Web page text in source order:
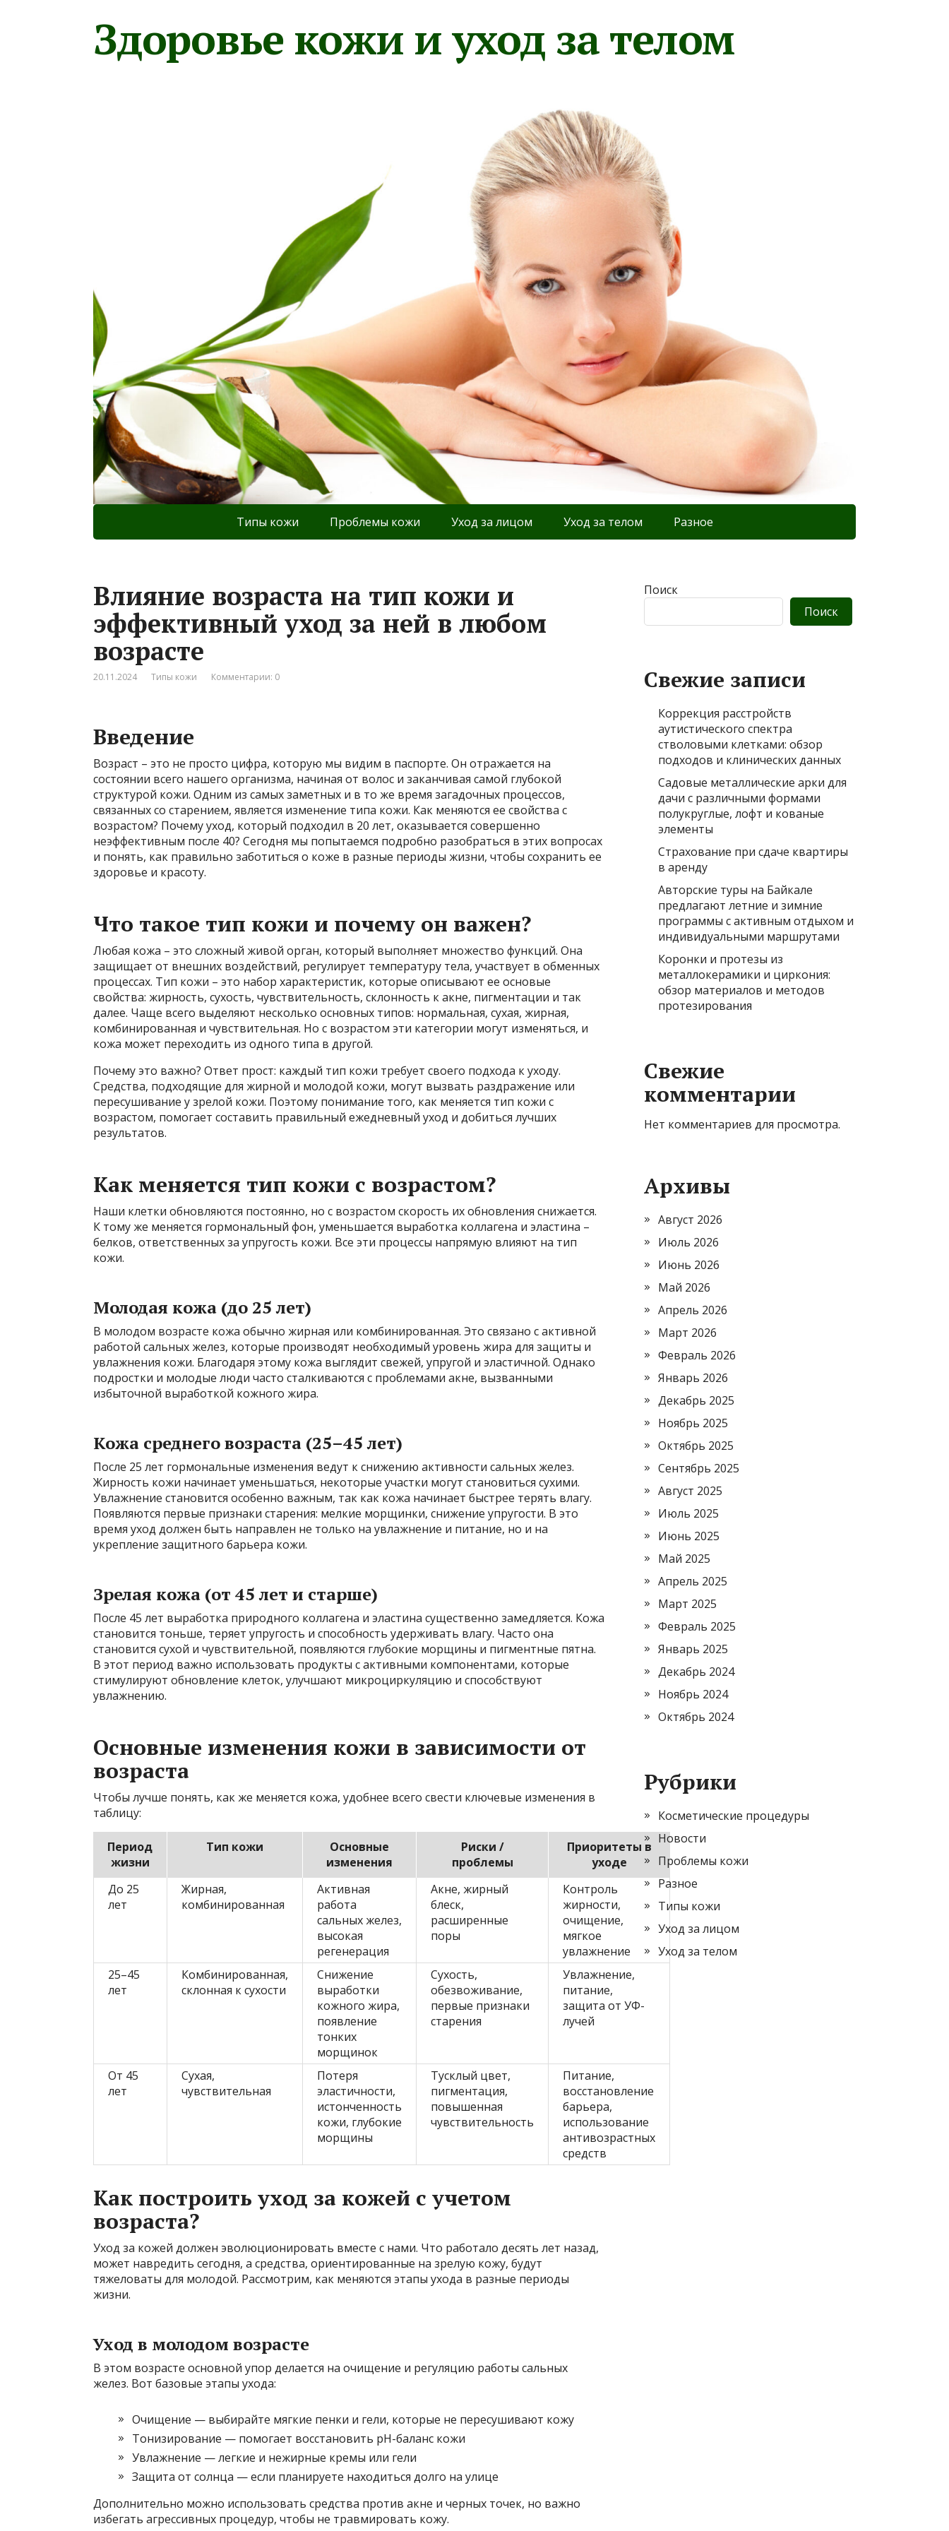
Здоровье кожи и уход за телом
Типы кожи Проблемы кожи Уход за лицом Уход за телом Разное
Влияние возраста на тип кожи и
эффективный уход за ней в любом
возрасте
20.11.2024 Типы кожи Комментарии: 0
Введение
Возраст – это не просто цифра, которую мы видим в паспорте. Он отражается на
состоянии всего нашего организма, начиная от волос и заканчивая самой глубокой
структурой кожи. Одним из самых заметных и в то же время загадочных процессов,
связанных со старением, является изменение типа кожи. Как меняются ее свойства с
возрастом? Почему уход, который подходил в 20 лет, оказывается совершенно
неэффективным после 40? Сегодня мы попытаемся подробно разобраться в этих вопросах
и понять, как правильно заботиться о коже в разные периоды жизни, чтобы сохранить ее
здоровье и красоту.
Что такое тип кожи и почему он важен?
Любая кожа – это сложный живой орган, который выполняет множество функций. Она
защищает от внешних воздействий, регулирует температуру тела, участвует в обменных
процессах. Тип кожи – это набор характеристик, которые описывают ее основые
свойства: жирность, сухость, чувствительность, склонность к акне, пигментации и так
далее. Чаще всего выделяют несколько основных типов: нормальная, сухая, жирная,
комбинированная и чувствительная. Но с возрастом эти категории могут изменяться, и
кожа может переходить из одного типа в другой.
Почему это важно? Ответ прост: каждый тип кожи требует своего подхода к уходу.
Средства, подходящие для жирной и молодой кожи, могут вызвать раздражение или
пересушивание у зрелой кожи. Поэтому понимание того, как меняется тип кожи с
возрастом, помогает составить правильный ежедневный уход и добиться лучших
результатов.
Как меняется тип кожи с возрастом?
Наши клетки обновляются постоянно, но с возрастом скорость их обновления снижается.
К тому же меняется гормональный фон, уменьшается выработка коллагена и эластина –
белков, ответственных за упругость кожи. Все эти процессы напрямую влияют на тип
кожи.
Молодая кожа (до 25 лет)
В молодом возрасте кожа обычно жирная или комбинированная. Это связано с активной
работой сальных желез, которые производят необходимый уровень жира для защиты и
увлажнения кожи. Благодаря этому кожа выглядит свежей, упругой и эластичной. Однако
подростки и молодые люди часто сталкиваются с проблемами акне, вызванными
избыточной выработкой кожного жира.
Кожа среднего возраста (25–45 лет)
После 25 лет гормональные изменения ведут к снижению активности сальных желез.
Жирность кожи начинает уменьшаться, некоторые участки могут становиться сухими.
Увлажнение становится особенно важным, так как кожа начинает быстрее терять влагу.
Появляются первые признаки старения: мелкие морщинки, снижение упругости. В это
время уход должен быть направлен не только на увлажнение и питание, но и на
укрепление защитного барьера кожи.
Зрелая кожа (от 45 лет и старше)
После 45 лет выработка природного коллагена и эластина существенно замедляется. Кожа
становится тоньше, теряет упругость и способность удерживать влагу. Часто она
становится сухой и чувствительной, появляются глубокие морщины и пигментные пятна.
В этот период важно использовать продукты с активными компонентами, которые
стимулируют обновление клеток, улучшают микроциркуляцию и способствуют
увлажнению.
Основные изменения кожи в зависимости от
возраста
Чтобы лучше понять, как же меняется кожа, удобнее всего свести ключевые изменения в
таблицу:
Период
жизни
Тип кожи
Основные
изменения
Риски /
проблемы
Приоритеты в
уходе
До 25
лет
Жирная,
комбинированная
Активная
работа
сальных желез,
высокая
регенерация
Акне, жирный
блеск,
расширенные
поры
Контроль
жирности,
очищение,
мягкое
увлажнение
25–45
лет
Комбинированная,
склонная к сухости
Снижение
выработки
кожного жира,
появление
тонких
морщинок
Сухость,
обезвоживание,
первые признаки
старения
Увлажнение,
питание,
защита от УФ-
лучей
От 45
лет
Сухая,
чувствительная
Потеря
эластичности,
истонченность
кожи, глубокие
морщины
Тусклый цвет,
пигментация,
повышенная
чувствительность
Питание,
восстановление
барьера,
использование
антивозрастных
средств
Как построить уход за кожей с учетом
возраста?
Уход за кожей должен эволюционировать вместе с нами. Что работало десять лет назад,
может навредить сегодня, а средства, ориентированные на зрелую кожу, будут
тяжеловаты для молодой. Рассмотрим, как меняются этапы ухода в разные периоды
жизни.
Уход в молодом возрасте
В этом возрасте основной упор делается на очищение и регуляцию работы сальных
желез. Вот базовые этапы ухода:
Очищение — выбирайте мягкие пенки и гели, которые не пересушивают кожу
Тонизирование — помогает восстановить pH-баланс кожи
Увлажнение — легкие и нежирные кремы или гели
Защита от солнца — если планируете находиться долго на улице
Дополнительно можно использовать средства против акне и черных точек, но важно
избегать агрессивных процедур, чтобы не травмировать кожу.
Поиск
Поиск
Свежие записи
Коррекция расстройств
аутистического спектра
стволовыми клетками: обзор
подходов и клинических данных
Садовые металлические арки для
дачи с различными формами
полукруглые, лофт и кованые
элементы
Страхование при сдаче квартиры
в аренду
Авторские туры на Байкале
предлагают летние и зимние
программы с активным отдыхом и
индивидуальными маршрутами
Коронки и протезы из
металлокерамики и циркония:
обзор материалов и методов
протезирования
Свежие
комментарии
Нет комментариев для просмотра.
Архивы
Август 2026
Июль 2026
Июнь 2026
Май 2026
Апрель 2026
Март 2026
Февраль 2026
Январь 2026
Декабрь 2025
Ноябрь 2025
Октябрь 2025
Сентябрь 2025
Август 2025
Июль 2025
Июнь 2025
Май 2025
Апрель 2025
Март 2025
Февраль 2025
Январь 2025
Декабрь 2024
Ноябрь 2024
Октябрь 2024
Рубрики
Косметические процедуры
Новости
Проблемы кожи
Разное
Типы кожи
Уход за лицом
Уход за телом